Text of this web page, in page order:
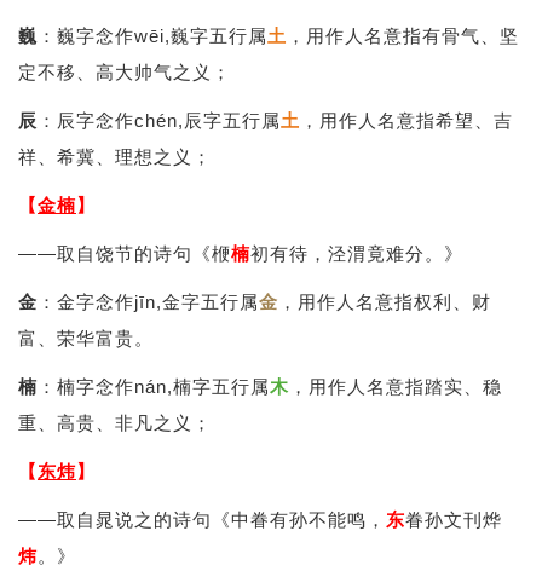
巍 ：巍字念作wēi,巍字五行属土 ，用作人名意指有骨气、坚
定不移、高大帅气之义；
辰 ：辰字念作chén,辰字五行属土 ，用作人名意指希望、吉
祥、希冀、理想之义；
【金楠】
——取自饶节的诗句《楩楠初有待，泾渭竟难分。》
金 ：金字念作jīn,金字五行属金 ，用作人名意指权利、财
富、荣华富贵。
楠 ：楠字念作nán,楠字五行属木 ，用作人名意指踏实、稳
重、高贵、非凡之义；
【东炜】
——取自晁说之的诗句《中眷有孙不能鸣， 东眷孙文刊烨
炜。》